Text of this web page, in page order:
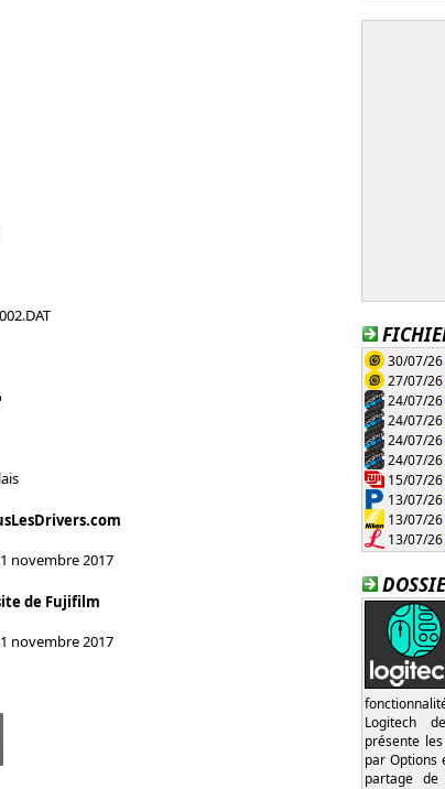
novembre 2017
de Fujifilm
novembre 2017
30/07/26
27/07/26
24/07/26
24/07/26
24/07/26
24/07/26
15/07/26
13/07/26
13/07/26
13/07/26
Logitech
présente
par Options
partage